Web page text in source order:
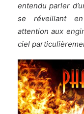
entendu parler
se réveillant en
attention aux
ciel